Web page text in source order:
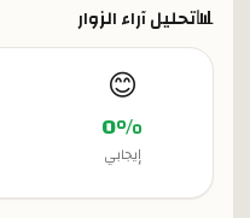
📊تحليل آراء الزوار
😊
0%
إيجابي